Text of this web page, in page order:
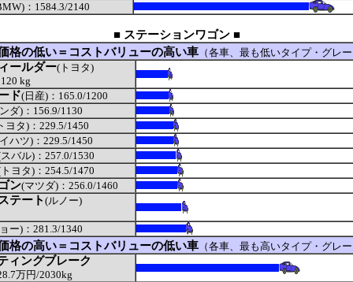
：1584.3/2140
■ ステーションワゴン ■
格の低い＝コストバリューの高い車 （各車、最も低いタイプ・グレ
ールダー(トヨタ)
kg
ド(日産)：165.0/1200
ダ)：156.9/1130
ヨタ)：229.5/1450
ハツ)：229.5/1450
バル)：257.0/1530
ヨタ)：254.5/1470
ン(マツダ)：256.0/1460
テート (ルノー)
ー)：281.3/1340
格の高い＝コストバリューの低い車 （各車、最も高いタイプ・グレ
ングブレーク
万円/2030kg